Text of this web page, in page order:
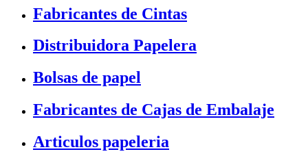
Fabricantes de Cintas
Distribuidora Papelera
Bolsas de papel
Fabricantes de Cajas de Embalaje
Articulos papeleria